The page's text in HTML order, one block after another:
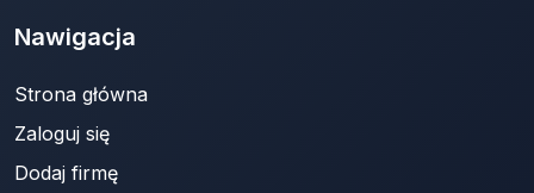
Nawigacja
Strona główna
Zaloguj się
Dodaj firmę